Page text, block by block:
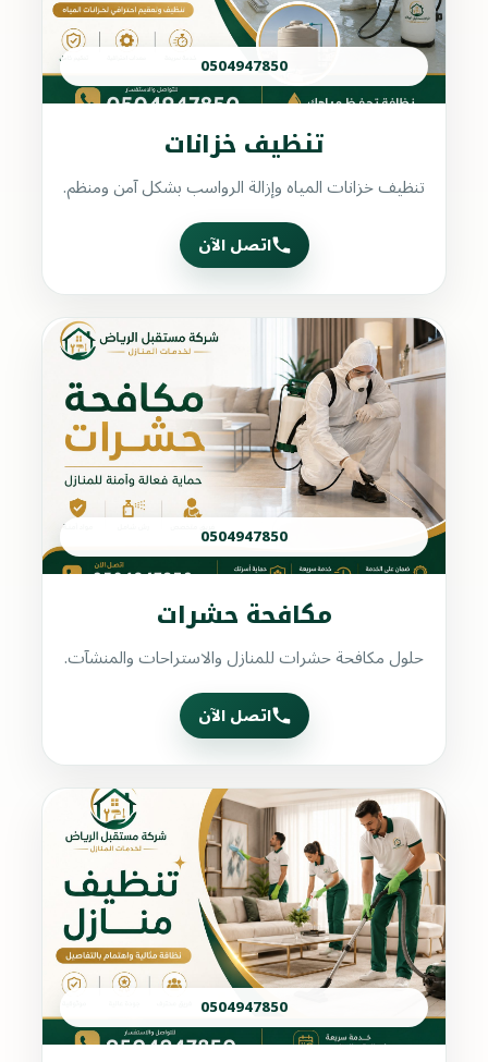
0504947850
تنظيف خزانات
تنظيف خزانات المياه وإزالة الرواسب بشكل آمن ومنظم.
اتصل الآن
0504947850
مكافحة حشرات
حلول مكافحة حشرات للمنازل والاستراحات والمنشآت.
اتصل الآن
0504947850